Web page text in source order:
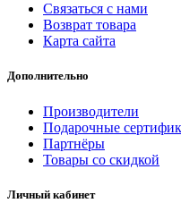
Связаться с нами
Возврат товара
Карта сайта
Дополнительно
Производители
Подарочные
Партнёры
Товары со скидкой
Личный кабинет